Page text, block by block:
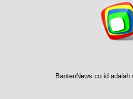
BantenNews.co.id